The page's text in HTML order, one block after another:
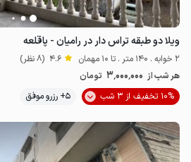
ویلا دو طبقه تراس دار در رامیان - پاقلعه
2 خوابه . 140 متر . تا 10 مهمان 4.6 (8 نظر)
هر شب از 3٬000٬000 تومان
10% تخفیف از 3 شب
5+ رزرو موفق